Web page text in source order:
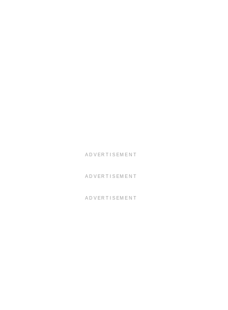
ADVERTISEMENT
ADVERTISEMENT
ADVERTISEMENT